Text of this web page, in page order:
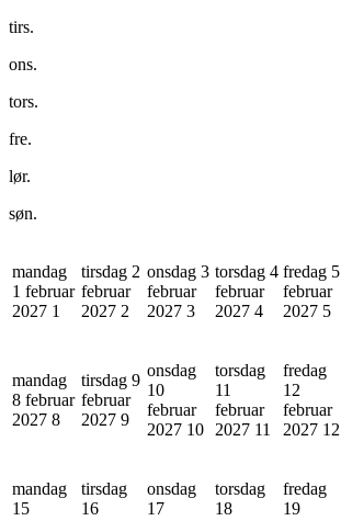
tirs.
ons.
tors.
fre.
lør.
søn.
mandag
1 februar
2027 1
tirsdag 2
februar
2027 2
onsdag 3
februar
2027 3
torsdag 4
februar
2027 4
fredag 5
februar
2027 5
mandag
8 februar
2027 8
tirsdag 9
februar
2027 9
onsdag
10
februar
2027 10
torsdag
11
februar
2027 11
fredag
12
februar
2027 12
mandag
15
tirsdag
16
onsdag
17
torsdag
18
fredag
19